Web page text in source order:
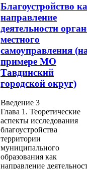
Благоустройство
направление
деятельности
местного
самоуправления
примере МО
Тавдинский
городской округ)
Введение 3
Глава 1. Теоретические
аспекты исследования
благоустройства
территории
муниципального
образования как
направление